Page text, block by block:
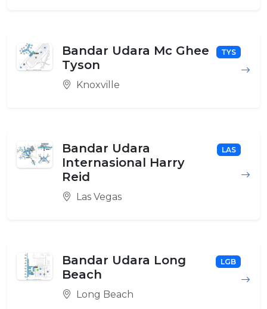
Bandar Udara Mc Ghee
Tyson
TYS
Knoxville
Bandar Udara
Internasional Harry
Reid
LAS
Las Vegas
Bandar Udara Long
Beach
LGB
Long Beach